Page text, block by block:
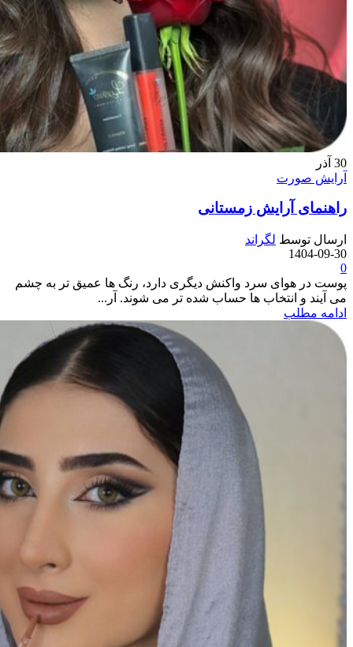
30 آذر
آرایش صورت
راهنمای آرایش زمستانی
ارسال توسط لگراند
1404-09-30
0
پوست در هوای سرد واکنش دیگری دارد، رنگ ها عمیق تر به چشم
می آیند و انتخاب ها حساب شده تر می شوند. آر...
ادامه مطلب